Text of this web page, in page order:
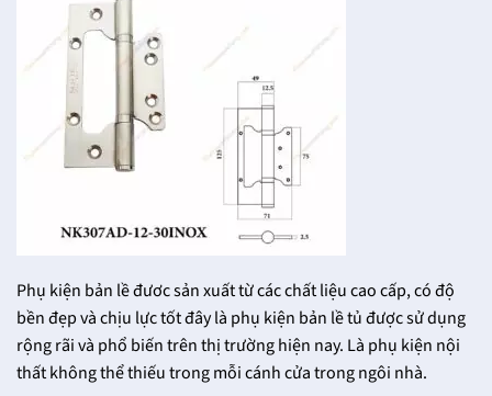
Phụ kiện bản lề đươc sản xuất từ các chất liệu cao cấp, có độ
bền đẹp và chịu lực tốt đây là phụ kiện bản lề tủ được sử dụng
rộng rãi và phổ biến trên thị trường hiện nay. Là phụ kiện nội
thất không thể thiếu trong mỗi cánh cửa trong ngôi nhà.